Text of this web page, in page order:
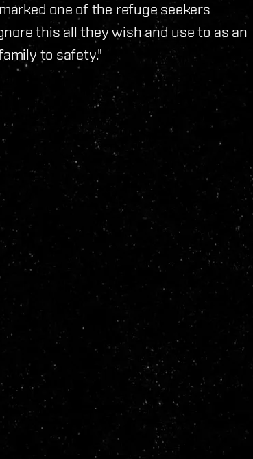
one of the refuge seekers
this all they wish and use to as an
to safety."